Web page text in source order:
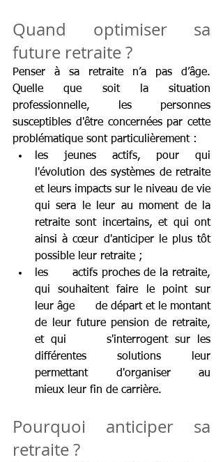
Quand optimiser sa
future retraite ?
Penser à sa retraite n’a pas d’âge.
Quelle que soit la situation
professionnelle, les personnes
susceptibles d'être concernées par cette
problématique sont particulièrement :
les jeunes actifs, pour qui
l'évolution des systèmes de retraite
et leurs impacts sur le niveau de vie
qui sera le leur au moment de la
retraite sont incertains, et qui ont
ainsi à cœur d'anticiper le plus tôt
possible leur retraite ;
les      actifs proches de la retraite,
qui souhaitent faire le point sur
leur âge      de départ et le montant
de leur future pension de retraite,
et qui      s'interrogent sur les
différentes solutions leur
permettant d'organiser au
mieux leur fin de carrière.
Pourquoi anticiper sa
retraite ?